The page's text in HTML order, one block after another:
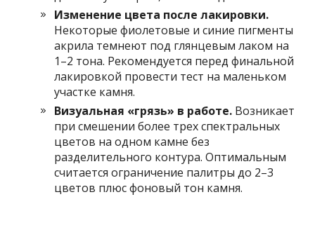
Изменение цвета после лакировки.
Некоторые фиолетовые и синие пигменты
акрила темнеют под глянцевым лаком на
1–2 тона. Рекомендуется перед финальной
лакировкой провести тест на маленьком
участке камня.
Визуальная «грязь» в работе. Возникает
при смешении более трех спектральных
цветов на одном камне без
разделительного контура. Оптимальным
считается ограничение палитры до 2–3
цветов плюс фоновый тон камня.